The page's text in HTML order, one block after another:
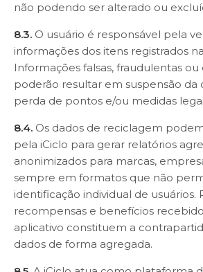
não podendo ser alterado ou
8.3. O usuário é responsável pela
informações dos itens registrados
Informações falsas, fraudulentas ou
poderão resultar em suspensão da
perda de pontos e/ou medidas
8.4. Os dados de reciclagem
pela iCiclo para gerar relatórios
anonimizados para marcas,
sempre em formatos que não
identificação individual de usuários.
recompensas e benefícios
aplicativo constituem a
dados de forma agregada.